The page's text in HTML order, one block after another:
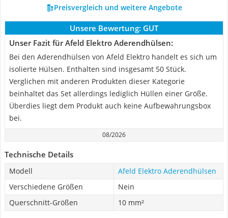
Preisvergleich und weitere Angebote
Unsere Bewertung: GUT
Unser Fazit für Afeld Elektro Aderendhülsen:
Bei den Aderendhülsen von Afeld Elektro handelt es sich um
isolierte Hülsen. Enthalten sind insgesamt 50 Stück.
Verglichen mit anderen Produkten dieser Kategorie
beinhaltet das Set allerdings lediglich Hüllen einer Größe.
Überdies liegt dem Produkt auch keine Aufbewahrungsbox
bei.
08/2026
Technische Details
Modell
Afeld Elektro Aderendhülsen
Verschiedene Größen
Nein
Querschnitt-Größen
10 mm²